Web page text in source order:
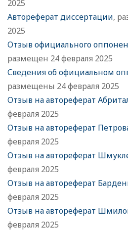
2025
Автореферат диссертации,
2025
Отзыв официального
размещен 24 февраля 2025
Сведения об официальном
размещены 24 февраля 2025
Отзыв на автореферат
февраля 2025
Отзыв на автореферат
февраля 2025
Отзыв на автореферат
февраля 2025
Отзыв на автореферат
февраля 2025
Отзыв на автореферат
февраля 2025